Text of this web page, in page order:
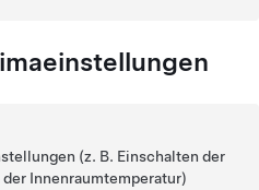
(z. B. Einschalten der
Innenraumtemperatur)